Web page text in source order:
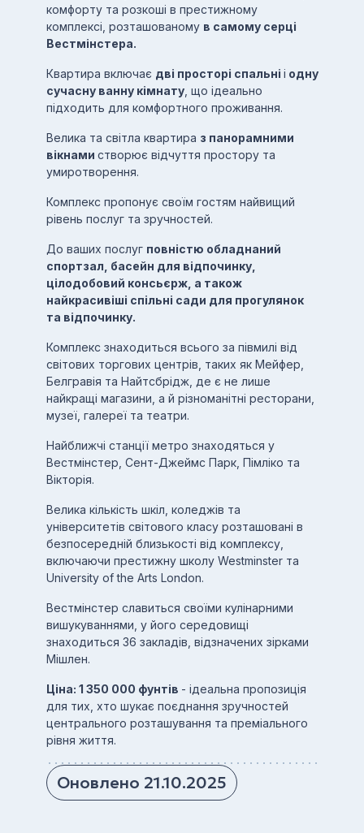
комфорту та розкоші в престижному
комплексі, розташованому в самому серці
Вестмінстера.
Квартира включає дві просторі спальні і одну
сучасну ванну кімнату, що ідеально
підходить для комфортного проживання.
Велика та світла квартира з панорамними
вікнами створює відчуття простору та
умиротворення.
Комплекс пропонує своїм гостям найвищий
рівень послуг та зручностей.
До ваших послуг повністю обладнаний
спортзал, басейн для відпочинку,
цілодобовий консьєрж, а також
найкрасивіші спільні сади для прогулянок
та відпочинку.
Комплекс знаходиться всього за півмилі від
світових торгових центрів, таких як Мейфер,
Белгравія та Найтсбрідж, де є не лише
найкращі магазини, а й різноманітні ресторани,
музеї, галереї та театри.
Найближчі станції метро знаходяться у
Вестмінстер, Сент-Джеймс Парк, Пімліко та
Вікторія.
Велика кількість шкіл, коледжів та
університетів світового класу розташовані в
безпосередній близькості від комплексу,
включаючи престижну школу Westminster та
University of the Arts London.
Вестмінстер славиться своїми кулінарними
вишукуваннями, у його середовищі
знаходиться 36 закладів, відзначених зірками
Мішлен.
Ціна: 1 350 000 фунтів - ідеальна пропозиція
для тих, хто шукає поєднання зручностей
центрального розташування та преміального
рівня життя.
Оновлено 21.10.2025